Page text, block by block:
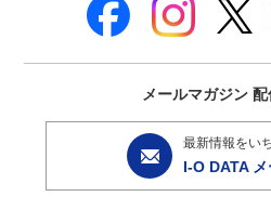
メールマガジン 配
最新情報をい
I-O DATA